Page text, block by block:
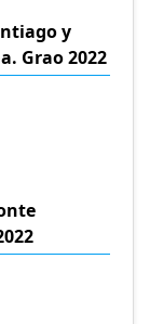
y
Grao 2022